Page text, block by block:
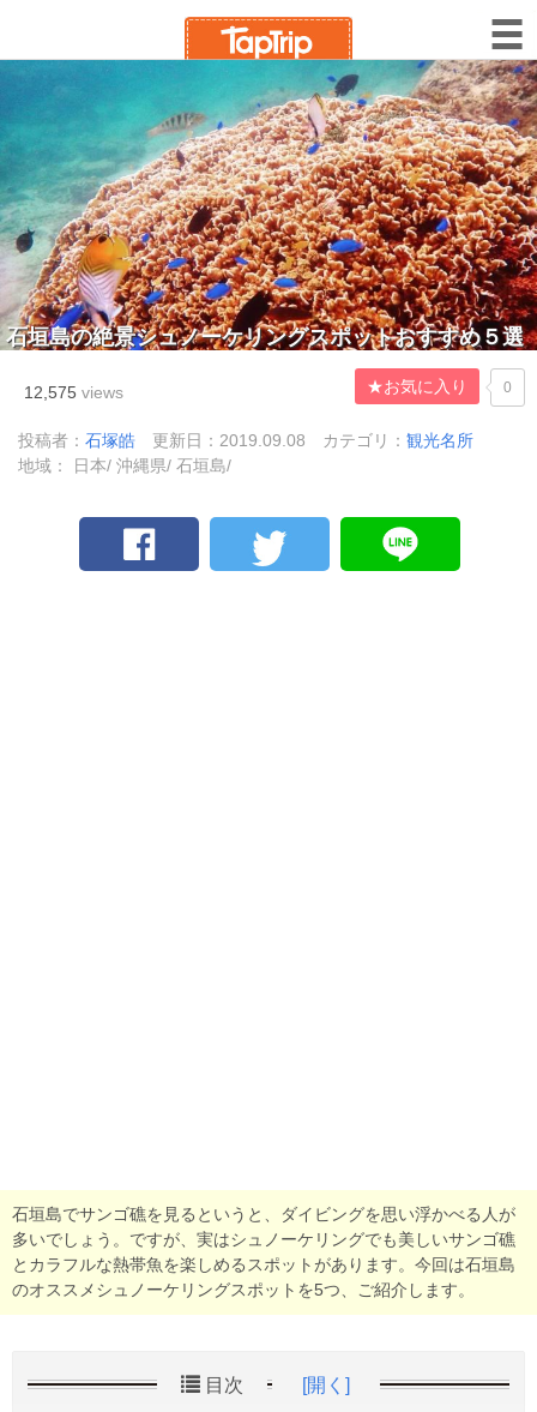
石垣島の絶景シュノーケリングスポットおすすめ５選
12,575 views ★お気に入り 0
投稿者： 石塚皓 更新日：2019.09.08 カテゴリ： 観光名所
地域： 日本/ 沖縄県/ 石垣島/
石垣島でサンゴ礁を見るというと、ダイビングを思い浮かべる人が
多いでしょう。ですが、実はシュノーケリングでも美しいサンゴ礁
とカラフルな熱帯魚を楽しめるスポットがあります。今回は石垣島
のオススメシュノーケリングスポットを5つ、ご紹介します。
目次 [開く]